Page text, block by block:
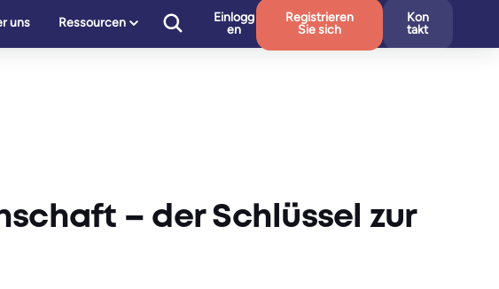
uns Ressourcen
Einlogg
en
Registrieren
Sie sich
Kon
takt
– der Schlüssel zur